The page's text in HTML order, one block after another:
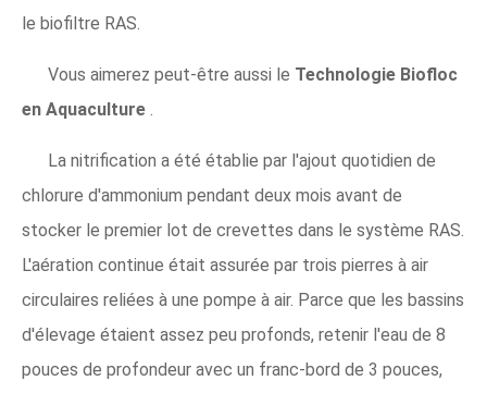
le biofiltre RAS.
Vous aimerez peut-être aussi le Technologie Biofloc
en Aquaculture .
La nitrification a été établie par l'ajout quotidien de
chlorure d'ammonium pendant deux mois avant de
stocker le premier lot de crevettes dans le système RAS.
L'aération continue était assurée par trois pierres à air
circulaires reliées à une pompe à air. Parce que les bassins
d'élevage étaient assez peu profonds, retenir l'eau de 8
pouces de profondeur avec un franc-bord de 3 pouces,